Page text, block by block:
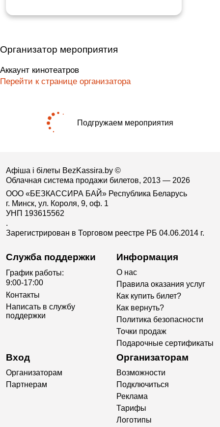
Организатор мероприятия
Аккаунт кинотеатров
Перейти к странице организатора
Подгружаем мероприятия
Афіша і білеты BezKassira.by ©
Облачная система продажи билетов, 2013 — 2026
ООО «БЕЗКАССИРА БАЙ» Республика Беларусь
г. Минск, ул. Короля, 9, оф. 1
УНП 193615562
.
Зарегистрирован в Торговом реестре РБ 04.06.2014 г.
Служба поддержки
График работы:
9:00-17:00
Контакты
Написать в службу
поддержки
Информация
О нас
Правила оказания услуг
Как купить билет?
Как вернуть?
Политика безопасности
Точки продаж
Подарочные сертификаты
Вход
Организаторам
Партнерам
Организаторам
Возможности
Подключиться
Реклама
Тарифы
Логотипы